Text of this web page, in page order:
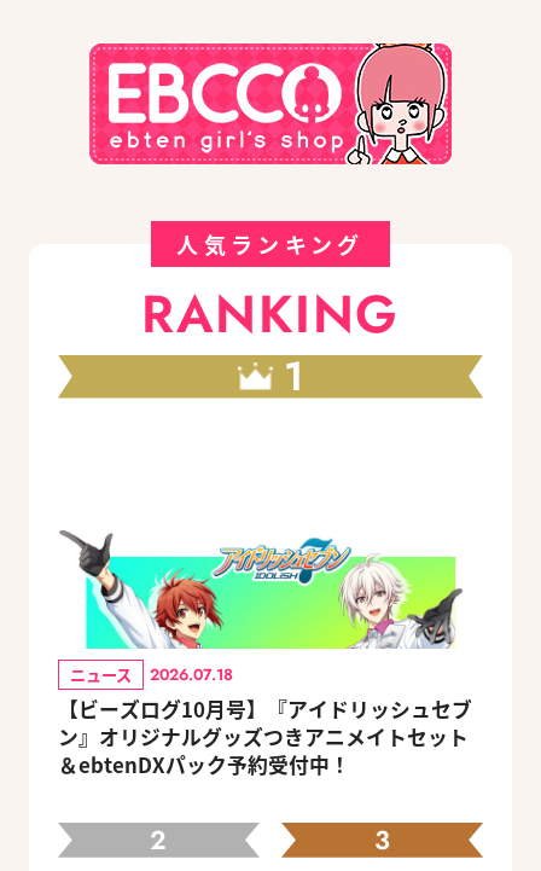
人気ランキング
RANKING
1
ニュース 2026.07.18
【ビーズログ10月号】『アイドリッシュセブ
ン』オリジナルグッズつきアニメイトセット
＆ebtenDXパック予約受付中！
2 3